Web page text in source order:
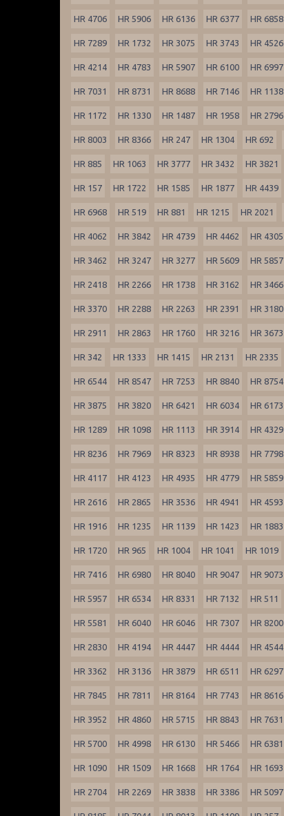
HR 4706 HR 5906 HR 6136 HR 6377 HR 6858
HR 7289 HR 1732 HR 3075 HR 3743 HR 4526
HR 4214 HR 4783 HR 5907 HR 6100 HR 6997
HR 7031 HR 8731 HR 8688 HR 7146 HR 1138
HR 1172 HR 1330 HR 1487 HR 1958 HR 2796
HR 8003 HR 8366 HR 247 HR 1304 HR 692
HR 885 HR 1063 HR 3777 HR 3432 HR 3821
HR 157 HR 1722 HR 1585 HR 1877 HR 4439
HR 6968 HR 519 HR 881 HR 1215 HR 2021
HR 4062 HR 3842 HR 4739 HR 4462 HR 4305
HR 3462 HR 3247 HR 3277 HR 5609 HR 5857
HR 2418 HR 2266 HR 1738 HR 3162 HR 3466
HR 3370 HR 2288 HR 2263 HR 2391 HR 3180
HR 2911 HR 2863 HR 1760 HR 3216 HR 3673
HR 342 HR 1333 HR 1415 HR 2131 HR 2335
HR 6544 HR 8547 HR 7253 HR 8840 HR 8754
HR 3875 HR 3820 HR 6421 HR 6034 HR 6173
HR 1289 HR 1098 HR 1113 HR 3914 HR 4329
HR 8236 HR 7969 HR 8323 HR 8938 HR 7798
HR 4117 HR 4123 HR 4935 HR 4779 HR 5859
HR 2616 HR 2865 HR 3536 HR 4941 HR 4593
HR 1916 HR 1235 HR 1139 HR 1423 HR 1883
HR 1720 HR 965 HR 1004 HR 1041 HR 1019
HR 7416 HR 6980 HR 8040 HR 9047 HR 9073
HR 5957 HR 6534 HR 8331 HR 7132 HR 511
HR 5581 HR 6040 HR 6046 HR 7307 HR 8200
HR 2830 HR 4194 HR 4447 HR 4444 HR 4544
HR 3362 HR 3136 HR 3879 HR 6511 HR 6297
HR 7845 HR 7811 HR 8164 HR 7743 HR 8616
HR 3952 HR 4860 HR 5715 HR 8843 HR 7631
HR 5700 HR 4998 HR 6130 HR 5466 HR 6381
HR 1090 HR 1509 HR 1668 HR 1764 HR 1693
HR 2704 HR 2269 HR 3838 HR 3386 HR 5097